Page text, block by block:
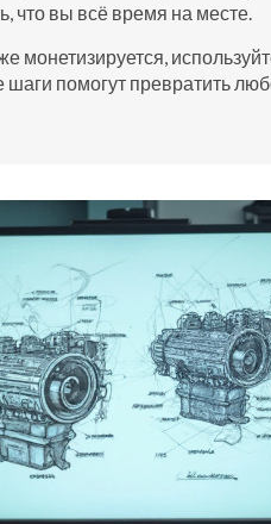
что вы всё время на месте.
помогут превратить